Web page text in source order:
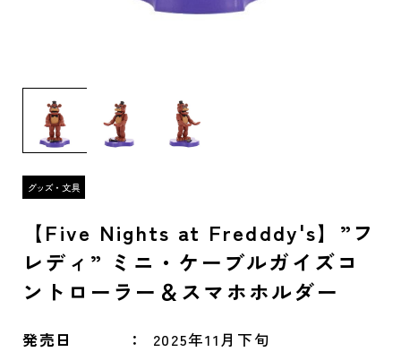
【Five Nights at Fredddy's】”フ
レディ” ミニ・ケーブルガイズコ
ントローラー＆スマホホルダー
発売日 2025年11月下旬